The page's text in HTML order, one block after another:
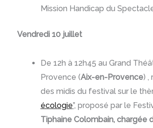
Mission Handicap du
Vendredi 10 juillet
De 12h à 12h45 au Grand
Provence (Aix-en-Provence) ,
des midis du festival sur le
écologie”, proposé par le
Tiphaine Colombain, chargée